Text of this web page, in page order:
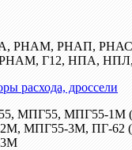
РНАМ, РНАП,
Г12, НПА,
расхода, дроссели
МПГ55, МПГ55-1М
МПГ55-3М, ПГ-62